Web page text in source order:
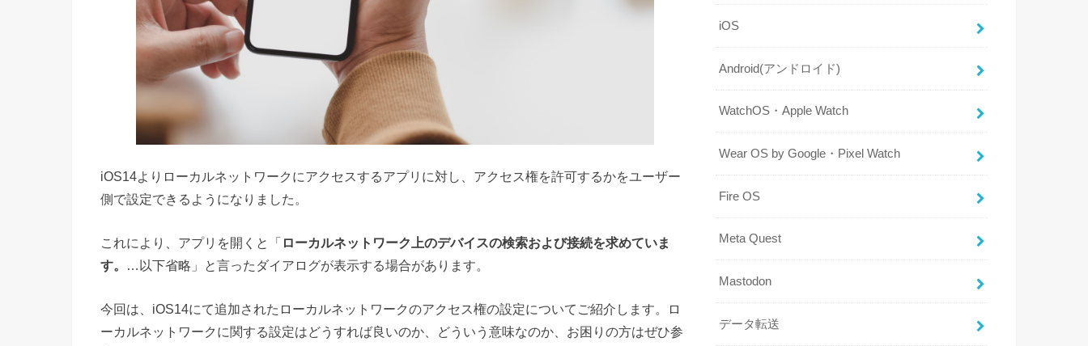
iOS14よりローカルネットワークにアクセスするアプリに対し、アクセス権を許可するかをユーザー
側で設定できるようになりました。
これにより、アプリを開くと「 ローカルネットワーク上のデバイスの検索および接続を求めていま
す。
…以下省略」と言ったダイアログが表示する場合があります。
今回は、iOS14にて追加されたローカルネットワークのアクセス権の設定についてご紹介します。ロ
ーカルネットワークに関する設定はどうすれば良いのか、どういう意味なのか、お困りの方はぜひ参
iOS
Android(アンドロイド)
WatchOS・Apple Watch
Wear OS by Google・Pixel Watch
Fire OS
Meta Quest
Mastodon
データ転送